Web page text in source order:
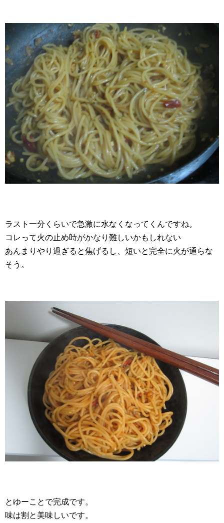
ラスト一分くらいで急激に水なくなってくんですね。
コレって火の止め時がかなり難しいかもしれない
あんまりやり過ぎると焦げるし、短いと完全に火が通らな
そう。
とゆーことで完成です。
味は割と美味しいです。